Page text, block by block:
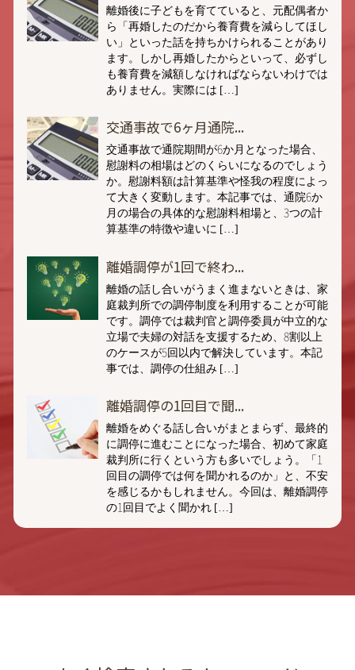
離婚後に子どもを育てていると、元配偶者か
ら「再婚したのだから養育費を減らしてほし
い」といった話を持ちかけられることがあり
ます。しかし再婚したからといって、必ずし
も養育費を減額しなければならないわけでは
ありません。実際には […]
交通事故で6ヶ月通院...
交通事故で通院期間が6か月となった場合、
慰謝料の相場はどのくらいになるのでしょう
か。慰謝料額は計算基準や怪我の程度によっ
て大きく変動します。本記事では、通院6か
月の場合の具体的な慰謝料相場と、3つの計
算基準の特徴や違いに […]
離婚調停が1回で終わ...
離婚の話し合いがうまく進まないときは、家
庭裁判所での調停制度を利用することが可能
です。調停では裁判官と調停委員が中立的な
立場で夫婦の対話を支援するため、8割以上
のケースが5回以内で解決しています。本記
事では、調停の仕組み […]
離婚調停の1回目で聞...
離婚をめぐる話し合いがまとまらず、最終的
に調停に進むことになった場合、初めて家庭
裁判所に行くという方も多いでしょう。「1
回目の調停では何を聞かれるのか」と、不安
を感じるかもしれません。今回は、離婚調停
の1回目でよく聞かれ […]